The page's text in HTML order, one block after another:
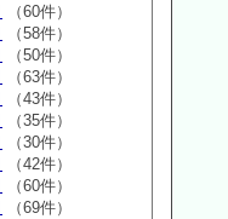
（60件）
（58件）
（50件）
（63件）
（43件）
（35件）
（30件）
（42件）
（60件）
（69件）